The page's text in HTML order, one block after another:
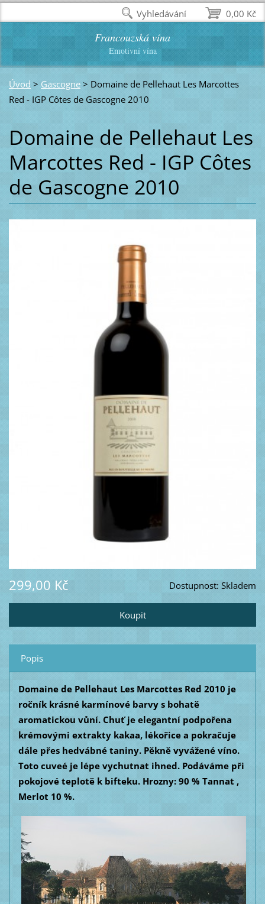
Francouzská vína
Emotivní vína
Úvod > Gascogne > Domaine de Pellehaut Les Marcottes
Red - IGP Côtes de Gascogne 2010
Domaine de Pellehaut Les
Marcottes Red - IGP Côtes
de Gascogne 2010
Dostupnost: Skladem
299,00 Kč
Popis
Domaine de Pellehaut Les Marcottes Red 2010 je
ročník krásné karmínové barvy s bohatě
aromatickou vůní. Chuť je elegantní podpořena
krémovými extrakty kakaa, lékořice a pokračuje
dále přes hedvábné taniny. Pěkně vyvážené víno.
Toto cuveé je lépe vychutnat ihned. Podáváme při
pokojové teplotě k bifteku. Hrozny: 90 % Tannat ,
Merlot 10 %.
0,00 Kč
Vyhledávání